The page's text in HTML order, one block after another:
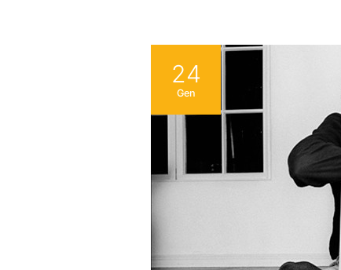
24
Gen